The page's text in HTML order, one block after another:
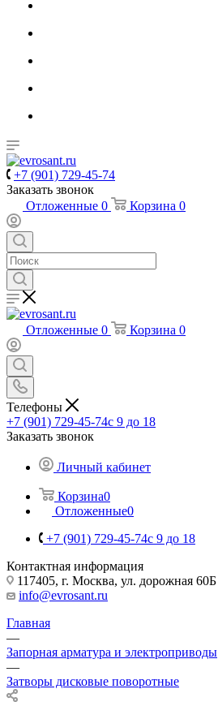
+7 (901) 729-45-74
Заказать звонок
Отложенные 0 Корзина 0
Отложенные 0 Корзина 0
Телефоны
+7 (901) 729-45-74c 9 до 18
Заказать звонок
Личный кабинет
Корзина0
Отложенные0
+7 (901) 729-45-74c 9 до 18
Контактная информация
117405, г. Москва, ул. дорожная 60Б
info@evrosant.ru
Главная
—
Запорная арматура и электроприводы
—
Затворы дисковые поворотные